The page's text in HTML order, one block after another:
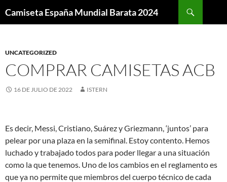
Camiseta España Mundial Barata 2024
UNCATEGORIZED
COMPRAR CAMISETAS ACB
16 DE JULIO DE 2022 ISTERN
Es decir, Messi, Cristiano, Suárez y Griezmann, ‘juntos’ para
pelear por una plaza en la semifinal. Estoy contento. Hemos
luchado y trabajado todos para poder llegar a una situación
como la que tenemos. Uno de los cambios en el reglamento es
que ya no permite que miembros del cuerpo técnico de cada